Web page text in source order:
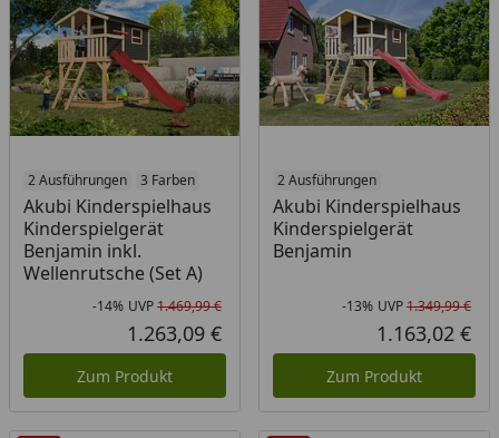
2 Ausführungen 3 Farben
Akubi Kinderspielhaus
Kinderspielgerät
Benjamin inkl.
Wellenrutsche (Set A)
Rabatt in Prozent
-14%
Ursprünglicher Preis
UVP1.469,99 €
Aktueller Preis
1.263,09 €
Zum Produkt
2 Ausführungen
Akubi Kinderspielhaus
Kinderspielgerät
Benjamin
-13% UVP1.349,99 €
1.163,02 €
Zum Produkt